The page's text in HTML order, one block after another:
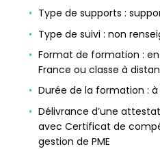
Type de supports :
Type de suivi : non
Format de formation :
France ou classe à
Durée de la formation :
Délivrance d’une
avec Certificat de
gestion de PME